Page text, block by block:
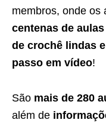
membros, onde os
centenas de
de crochê lindas
passo em vídeo!
São mais de 280
além de